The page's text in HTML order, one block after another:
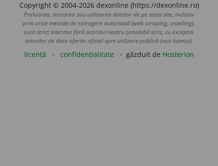
Copyright © 2004-2026 dexonline (https://dexonline.ro)
Preluarea, stocarea sau utilizarea datelor de pe acest site, inclusiv
prin orice metode de extragere automată (web scraping, crawling),
sunt strict interzise fără acordul nostru prealabil scris, cu excepția
seturilor de date oferite oficial spre utilizare publică (vezi licența).
licență confidențialitate găzduit de Hosterion